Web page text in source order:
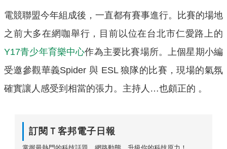
電競聯盟今年組成後，一直都有賽事進行。比賽的場地
之前大多在網咖舉行，目前以位在台北市仁愛路上的
Y17青少年育樂中心作為主要比賽場所。上個星期小編
受邀參觀華義Spider 與 ESL 狼隊的比賽，現場的氣氛
確實讓人感受到相當的張力。主持人…也頗正的 。
訂閱Ｔ客邦電子日報